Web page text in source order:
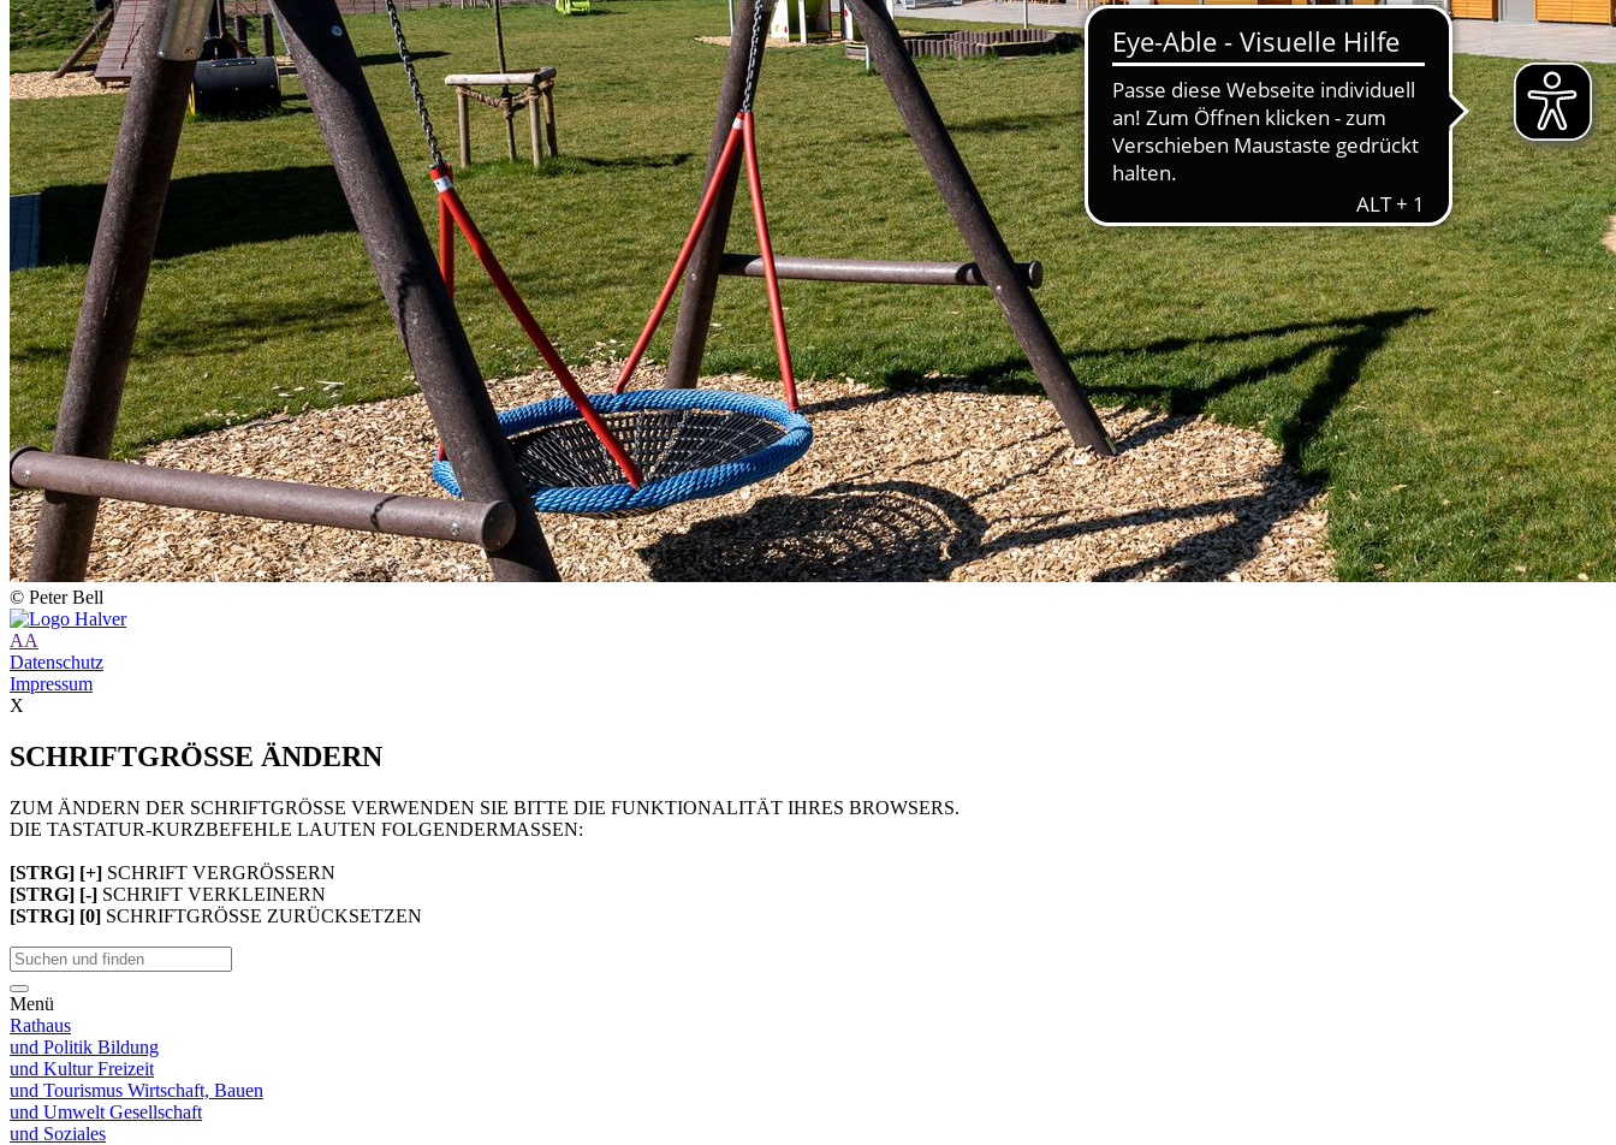
© Peter Bell
AA
Datenschutz
Impressum
X
SCHRIFTGRÖSSE ÄNDERN
ZUM ÄNDERN DER SCHRIFTGRÖSSE VERWENDEN SIE BITTE DIE FUNKTIONALITÄT IHRES BROWSERS.
DIE TASTATUR-KURZBEFEHLE LAUTEN FOLGENDERMASSEN:
[STRG] [+] SCHRIFT VERGRÖSSERN
[STRG] [-] SCHRIFT VERKLEINERN
[STRG] [0] SCHRIFTGRÖSSE ZURÜCKSETZEN
Menü
Rathaus
und Politik Bildung
und KulturFreizeit
und Tourismus Wirtschaft, Bauen
und Umwelt Gesellschaft
und Soziales